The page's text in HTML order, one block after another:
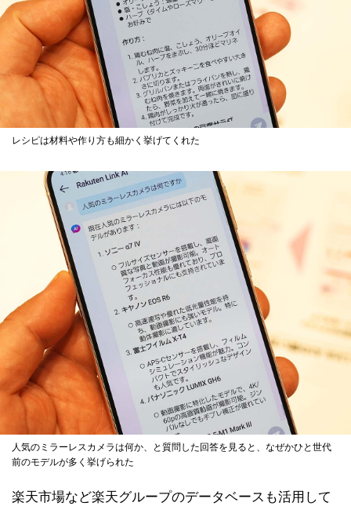
レシピは材料や作り方も細かく挙げてくれた
人気のミラーレスカメラは何か、と質問した回答を見ると、なぜかひと世代
前のモデルが多く挙げられた
楽天市場など楽天グループのデータベースも活用して